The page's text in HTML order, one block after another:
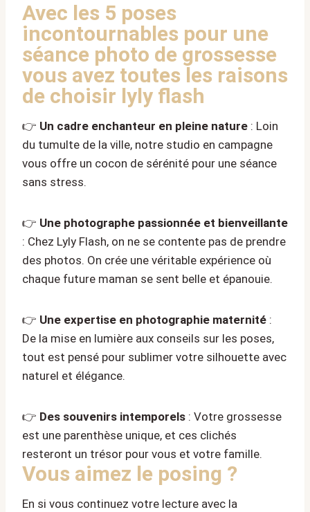
Avec les 5 poses
incontournables pour une
séance photo de grossesse
vous avez toutes les raisons
de choisir lyly flash
👉 Un cadre enchanteur en pleine nature : Loin
du tumulte de la ville, notre studio en campagne
vous offre un cocon de sérénité pour une séance
sans stress.
👉 Une photographe passionnée et bienveillante
: Chez Lyly Flash, on ne se contente pas de prendre
des photos. On crée une véritable expérience où
chaque future maman se sent belle et épanouie.
👉 Une expertise en photographie maternité :
De la mise en lumière aux conseils sur les poses,
tout est pensé pour sublimer votre silhouette avec
naturel et élégance.
👉 Des souvenirs intemporels : Votre grossesse
est une parenthèse unique, et ces clichés
resteront un trésor pour vous et votre famille.
Vous aimez le posing ?
En si vous continuez votre lecture avec la